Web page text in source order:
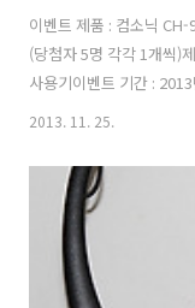
이벤트 제품 : 컴소닉
(당첨자 5명 각각 1개씩)
사용기이벤트 기간 :
12월 9일 이후 메일로 개
합니다. 2. 후기는 현 페
의 블로그, 페이스북, 트
려주셔야 합니다.3. 후기
이상은 올려주셔야 합니
씨디맨의 컴퓨터이..
2013. 11. 25.